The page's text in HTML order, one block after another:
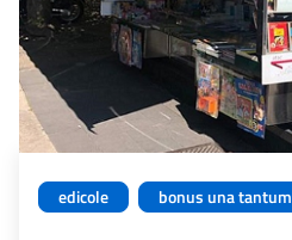
edicole bonus una tantum